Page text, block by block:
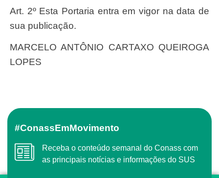
Art. 2º Esta Portaria entra em vigor na data de
sua publicação.
MARCELO ANTÔNIO CARTAXO QUEIROGA
LOPES
#ConassEmMovimento
Receba o conteúdo semanal do Conass com
as principais notícias e informações do SUS